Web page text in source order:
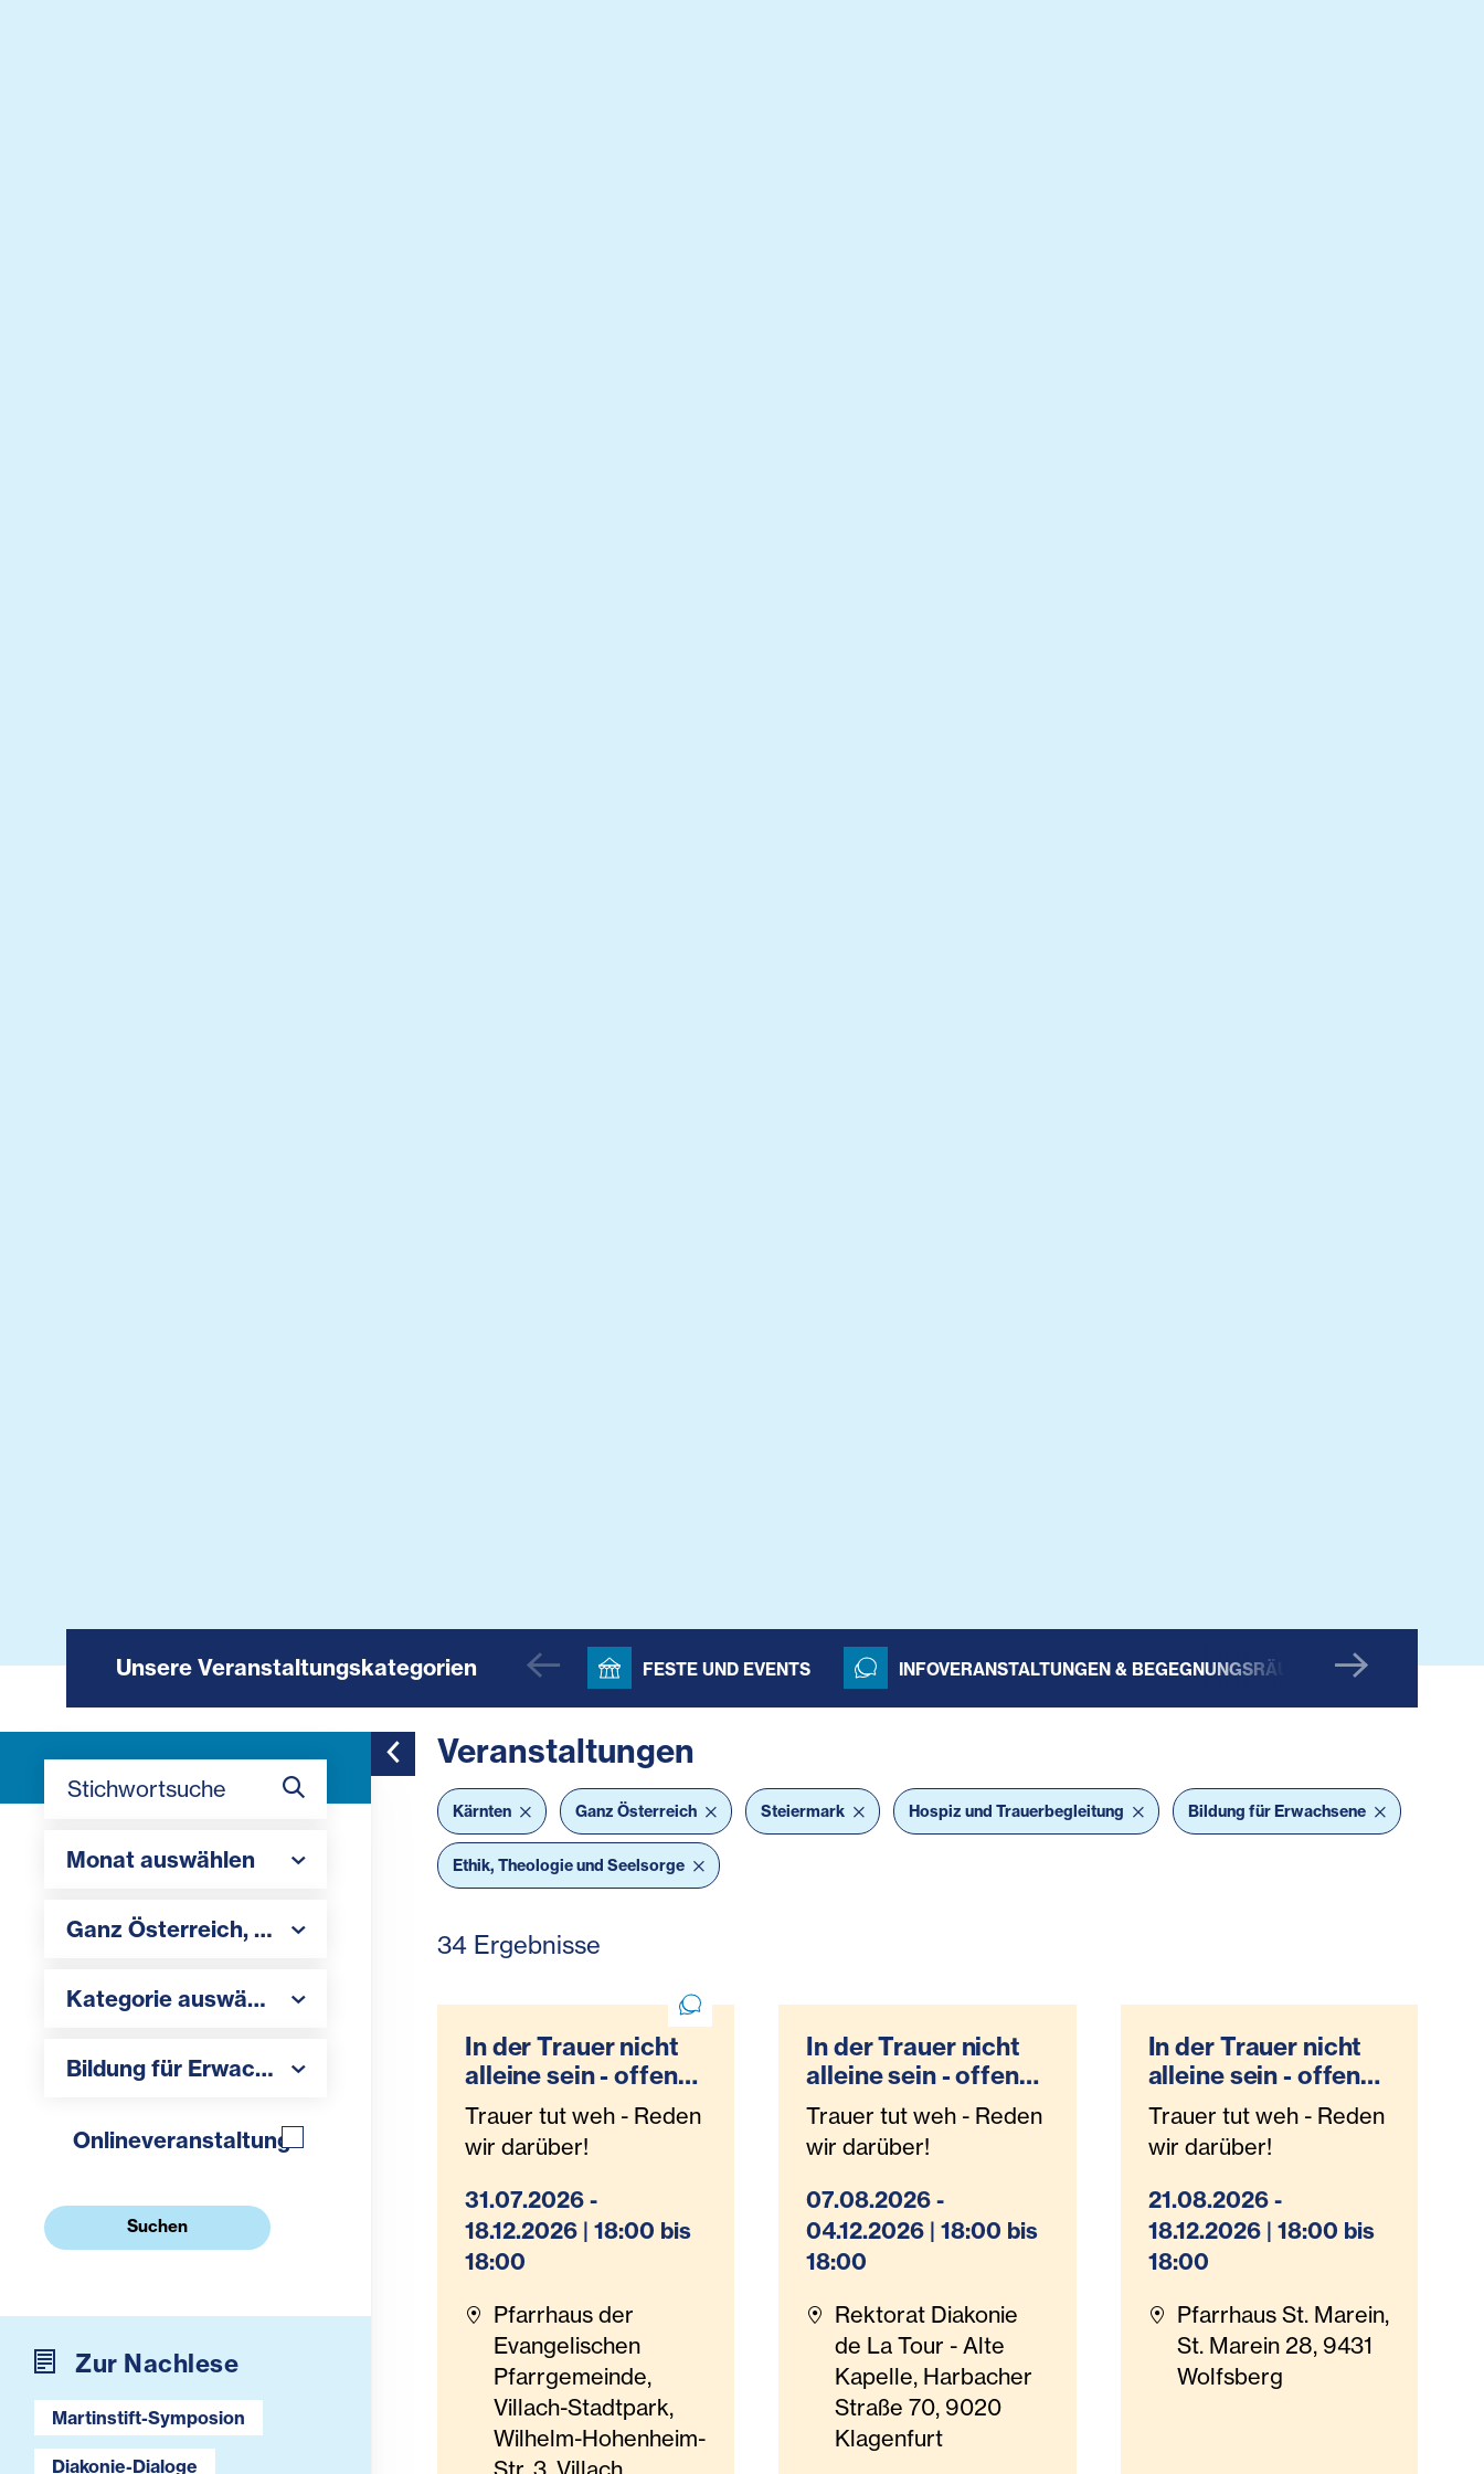
Unsere Veranstaltungskategorien FESTE UND EVENTS INFOVERANSTALTUNGEN & BEGEGNUNGSRÄUME
Toggle Sidebar Filter
Stichwortsuche
Monat auswählen
Monat auswählen
Region auswählen
Ganz Österreich, Steiermark Kärnten
Kategorie auswählen
Kategorie auswählen
Thema auswählen
Bildung für Erwachsene Hospiz und Trauerbegleitung
Onlineveranstaltung
Suchen
Zur Nachlese
Martinstift-Symposion
Diakonie-Dialoge
Veranstaltungen
Kärnten Ganz Österreich Steiermark Hospiz und Trauerbegleitung Bildung für Erwachsene
Ethik, Theologie und Seelsorge
34 Ergebnisse
In der Trauer nicht
alleine sein - offene
Trauergruppe
Hospizteam Villach
Trauer tut weh - Reden
wir darüber!
31.07.2026 -
18.12.2026 | 18:00 bis
18:00
Pfarrhaus der
Evangelischen
Pfarrgemeinde,
Villach-Stadtpark,
Wilhelm-Hohenheim-
In der Trauer nicht
alleine sein - offene
Trauergruppe
Hospizteam
Klagenfurt
Trauer tut weh - Reden
wir darüber!
07.08.2026 -
04.12.2026 | 18:00 bis
18:00
Rektorat Diakonie
de La Tour - Alte
Kapelle, Harbacher
Straße 70, 9020
Klagenfurt
In der Trauer nicht
alleine sein - offene
Trauergruppe
Hospizteam
Wolfsberg
Trauer tut weh - Reden
wir darüber!
21.08.2026 -
18.12.2026 | 18:00 bis
18:00
Pfarrhaus St. Marein,
St. Marein 28, 9431
Wolfsberg